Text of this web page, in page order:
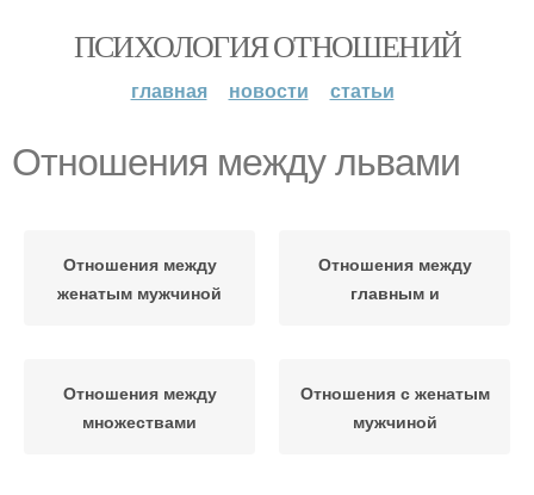
ПСИХОЛОГИЯ ОТНОШЕНИЙ
главная новости статьи
Отношения между львами
Отношения между
женатым мужчиной
Отношения между
главным и
Отношения между
множествами
Отношения с женатым
мужчиной